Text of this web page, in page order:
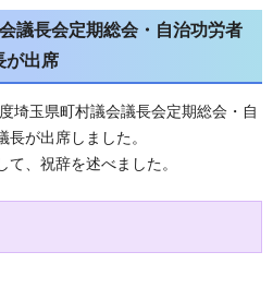
議長会定期総会・自治功労者
が出席
埼玉県町村議会議長会定期総会・自
が出席しました。
、祝辞を述べました。